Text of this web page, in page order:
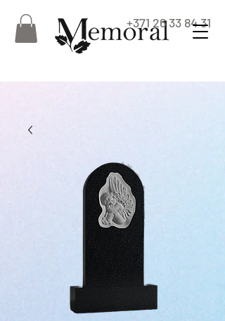
+371 26 33 84 31